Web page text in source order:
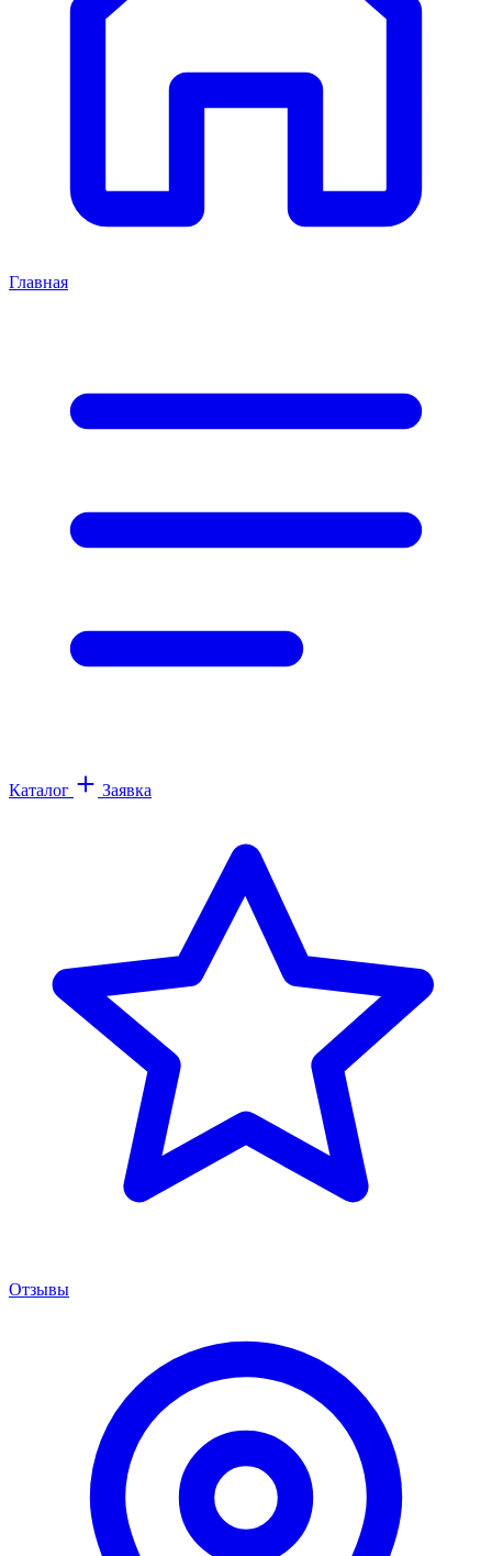
Главная
Каталог Заявка
Отзывы
Менеджер сервиса
Онлайн · отвечаем за 5 мин